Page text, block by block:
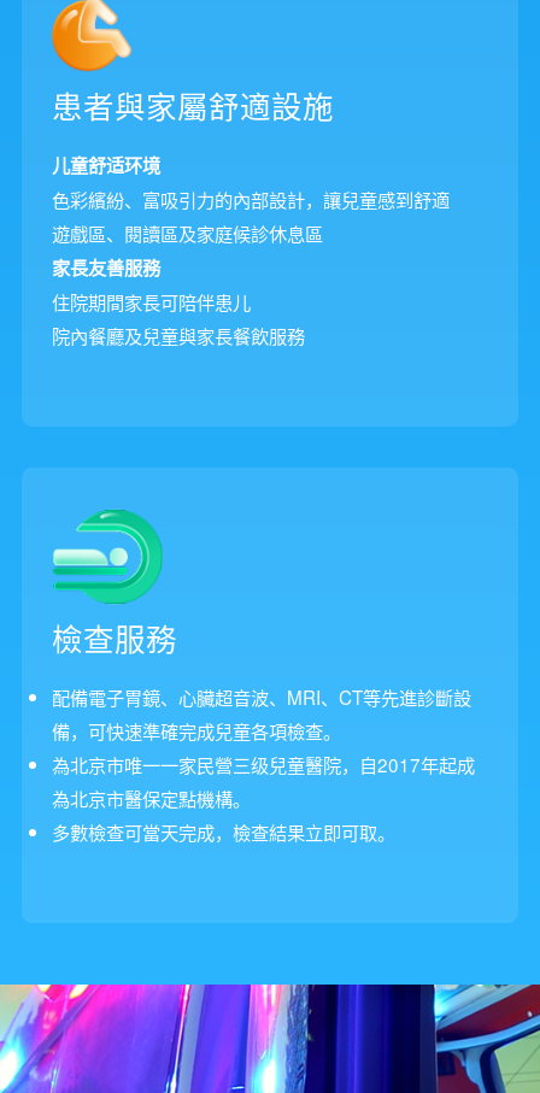
患者與家屬舒適設施
儿童舒适环境
色彩繽紛、富吸引力的內部設計，讓兒童感到舒適
遊戲區、閱讀區及家庭候診休息區
家長友善服務
住院期間家長可陪伴患儿
院內餐廳及兒童與家長餐飲服務
檢查服務
配備電子胃鏡、心臟超音波、MRI、CT等先進診斷設
備，可快速準確完成兒童各項檢查。
為北京市唯一一家民營三级兒童醫院，自2017年起成
為北京市醫保定點機構。
多數檢查可當天完成，檢查結果立即可取。